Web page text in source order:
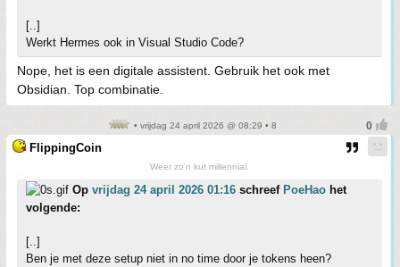
[..]
Werkt Hermes ook in Visual Studio Code?
Nope, het is een digitale assistent. Gebruik het ook met
Obsidian. Top combinatie.
• vrijdag 24 april 2026 @ 08:29 • 8
FlippingCoin
Weer zo'n kut millennial.
Op vrijdag 24 april 2026 01:16 schreef PoeHao het
volgende:
[..]
Ben je met deze setup niet in no time door je tokens heen?